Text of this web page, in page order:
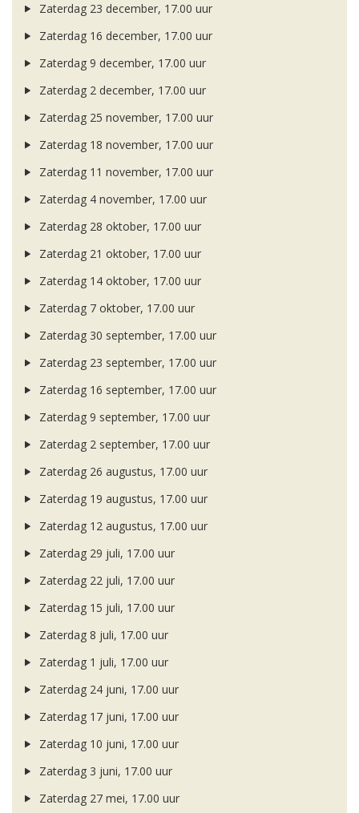
Zaterdag 23 december, 17.00 uur
Zaterdag 16 december, 17.00 uur
Zaterdag 9 december, 17.00 uur
Zaterdag 2 december, 17.00 uur
Zaterdag 25 november, 17.00 uur
Zaterdag 18 november, 17.00 uur
Zaterdag 11 november, 17.00 uur
Zaterdag 4 november, 17.00 uur
Zaterdag 28 oktober, 17.00 uur
Zaterdag 21 oktober, 17.00 uur
Zaterdag 14 oktober, 17.00 uur
Zaterdag 7 oktober, 17.00 uur
Zaterdag 30 september, 17.00 uur
Zaterdag 23 september, 17.00 uur
Zaterdag 16 september, 17.00 uur
Zaterdag 9 september, 17.00 uur
Zaterdag 2 september, 17.00 uur
Zaterdag 26 augustus, 17.00 uur
Zaterdag 19 augustus, 17.00 uur
Zaterdag 12 augustus, 17.00 uur
Zaterdag 29 juli, 17.00 uur
Zaterdag 22 juli, 17.00 uur
Zaterdag 15 juli, 17.00 uur
Zaterdag 8 juli, 17.00 uur
Zaterdag 1 juli, 17.00 uur
Zaterdag 24 juni, 17.00 uur
Zaterdag 17 juni, 17.00 uur
Zaterdag 10 juni, 17.00 uur
Zaterdag 3 juni, 17.00 uur
Zaterdag 27 mei, 17.00 uur